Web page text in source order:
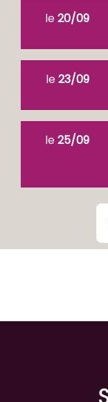
le20/09
le23/09
le25/09